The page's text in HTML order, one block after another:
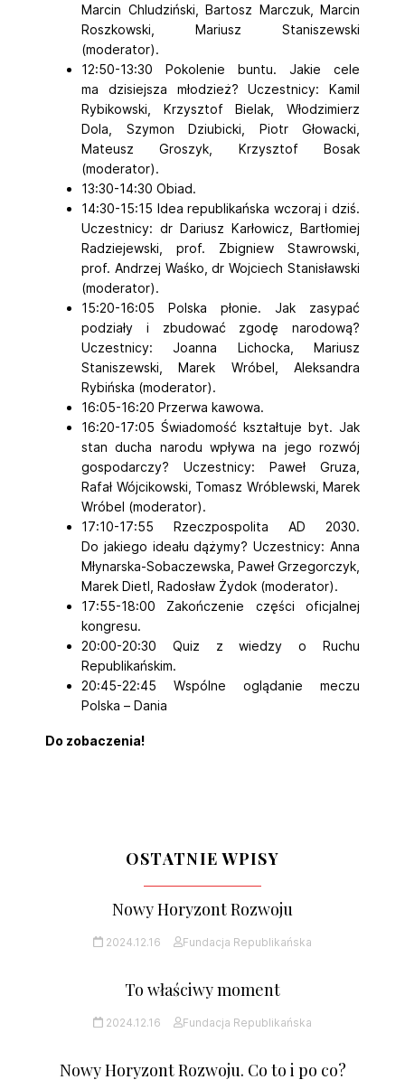
Marcin Chludziński, Bartosz Marczuk, Marcin
Roszkowski, Mariusz Staniszewski
(moderator).
12:50-13:30 Pokolenie buntu. Jakie cele
ma dzisiejsza młodzież? Uczestnicy: Kamil
Rybikowski, Krzysztof Bielak, Włodzimierz
Dola, Szymon Dziubicki, Piotr Głowacki,
Mateusz Groszyk, Krzysztof Bosak
(moderator).
13:30-14:30 Obiad.
14:30-15:15 Idea republikańska wczoraj i dziś.
Uczestnicy: dr Dariusz Karłowicz, Bartłomiej
Radziejewski, prof. Zbigniew Stawrowski,
prof. Andrzej Waśko, dr Wojciech Stanisławski
(moderator).
15:20-16:05 Polska płonie. Jak zasypać
podziały i zbudować zgodę narodową?
Uczestnicy: Joanna Lichocka, Mariusz
Staniszewski, Marek Wróbel, Aleksandra
Rybińska (moderator).
16:05-16:20 Przerwa kawowa.
16:20-17:05 Świadomość kształtuje byt. Jak
stan ducha narodu wpływa na jego rozwój
gospodarczy? Uczestnicy: Paweł Gruza,
Rafał Wójcikowski, Tomasz Wróblewski, Marek
Wróbel (moderator).
17:10-17:55 Rzeczpospolita AD 2030.
Do jakiego ideału dążymy? Uczestnicy: Anna
Młynarska-Sobaczewska, Paweł Grzegorczyk,
Marek Dietl, Radosław Żydok (moderator).
17:55-18:00 Zakończenie części oficjalnej
kongresu.
20:00-20:30 Quiz z wiedzy o Ruchu
Republikańskim.
20:45-22:45 Wspólne oglądanie meczu
Polska – Dania
Do zobaczenia!
OSTATNIE WPISY
Nowy Horyzont Rozwoju
2024.12.16 Fundacja Republikańska
To właściwy moment
2024.12.16 Fundacja Republikańska
Nowy Horyzont Rozwoju. Co to i po co?